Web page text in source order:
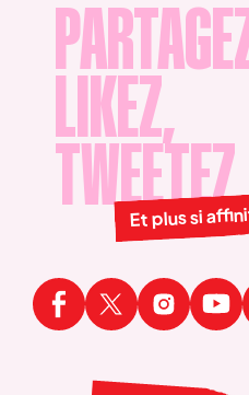
LIKEZ,
TWEETEZ
Et plus si